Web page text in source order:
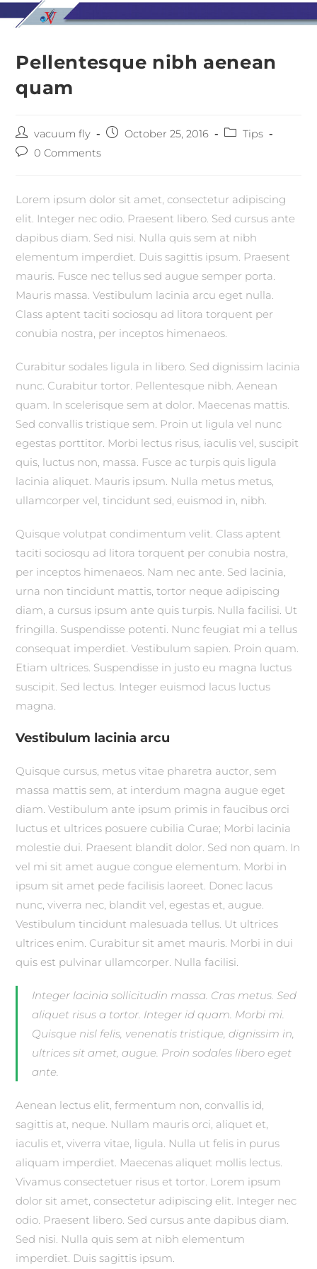
Pellentesque nibh aenean
quam
vacuum fly October 25, 2016
Tips
0 Comments
Lorem ipsum dolor sit amet, consectetur adipiscing
elit. Integer nec odio. Praesent libero. Sed cursus ante
dapibus diam. Sed nisi. Nulla quis sem at nibh
elementum imperdiet. Duis sagittis ipsum. Praesent
mauris. Fusce nec tellus sed augue semper porta.
Mauris massa. Vestibulum lacinia arcu eget nulla.
Class aptent taciti sociosqu ad litora torquent per
conubia nostra, per inceptos himenaeos.
Curabitur sodales ligula in libero. Sed dignissim lacinia
nunc. Curabitur tortor. Pellentesque nibh. Aenean
quam. In scelerisque sem at dolor. Maecenas mattis.
Sed convallis tristique sem. Proin ut ligula vel nunc
egestas porttitor. Morbi lectus risus, iaculis vel, suscipit
quis, luctus non, massa. Fusce ac turpis quis ligula
lacinia aliquet. Mauris ipsum. Nulla metus metus,
ullamcorper vel, tincidunt sed, euismod in, nibh.
Quisque volutpat condimentum velit. Class aptent
taciti sociosqu ad litora torquent per conubia nostra,
per inceptos himenaeos. Nam nec ante. Sed lacinia,
urna non tincidunt mattis, tortor neque adipiscing
diam, a cursus ipsum ante quis turpis. Nulla facilisi. Ut
fringilla. Suspendisse potenti. Nunc feugiat mi a tellus
consequat imperdiet. Vestibulum sapien. Proin quam.
Etiam ultrices. Suspendisse in justo eu magna luctus
suscipit. Sed lectus. Integer euismod lacus luctus
magna.
Vestibulum lacinia arcu
Quisque cursus, metus vitae pharetra auctor, sem
massa mattis sem, at interdum magna augue eget
diam. Vestibulum ante ipsum primis in faucibus orci
luctus et ultrices posuere cubilia Curae; Morbi lacinia
molestie dui. Praesent blandit dolor. Sed non quam. In
vel mi sit amet augue congue elementum. Morbi in
ipsum sit amet pede facilisis laoreet. Donec lacus
nunc, viverra nec, blandit vel, egestas et, augue.
Vestibulum tincidunt malesuada tellus. Ut ultrices
ultrices enim. Curabitur sit amet mauris. Morbi in dui
quis est pulvinar ullamcorper. Nulla facilisi.
Integer lacinia sollicitudin massa. Cras metus. Sed
aliquet risus a tortor. Integer id quam. Morbi mi.
Quisque nisl felis, venenatis tristique, dignissim in,
ultrices sit amet, augue. Proin sodales libero eget
ante.
Aenean lectus elit, fermentum non, convallis id,
sagittis at, neque. Nullam mauris orci, aliquet et,
iaculis et, viverra vitae, ligula. Nulla ut felis in purus
aliquam imperdiet. Maecenas aliquet mollis lectus.
Vivamus consectetuer risus et tortor. Lorem ipsum
dolor sit amet, consectetur adipiscing elit. Integer nec
odio. Praesent libero. Sed cursus ante dapibus diam.
Sed nisi. Nulla quis sem at nibh elementum
imperdiet. Duis sagittis ipsum.